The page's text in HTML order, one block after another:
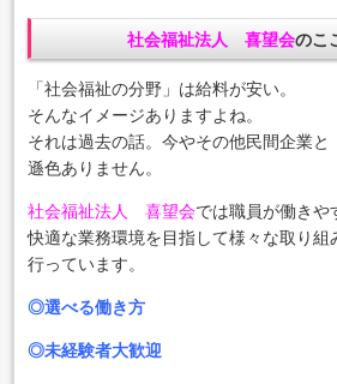
社会福祉法人 喜望会のこ
「社会福祉の分野」は給料が安い。
そんなイメージありますよね。
それは過去の話。今やその他民間企業と
遜色ありません。
社会福祉法人 喜望会では職員が働きや
快適な業務環境を目指して様々な取り組
行っています。
◎選べる働き方
◎未経験者大歓迎